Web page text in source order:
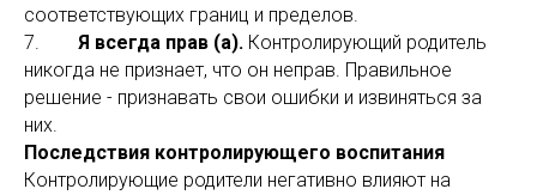
соответствующих границ и пределов.
7. Я всегда прав (а). Контролирующий родитель
никогда не признает, что он неправ. Правильное
решение - признавать свои ошибки и извиняться за
них.
Последствия контролирующего воспитания
Контролирующие родители негативно влияют на